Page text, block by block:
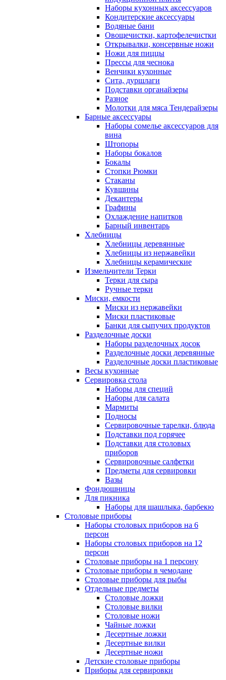
Наборы кухонных аксессуаров
Кондитерские аксессуары
Водяные бани
Овощечистки, картофелечистки
Открывалки, консервные ножи
Ножи для пиццы
Прессы для чеснока
Венчики кухонные
Сита, дуршлаги
Подставки органайзеры
Разное
Молотки для мяса Тендерайзеры
Барные аксессуары
Наборы сомелье аксессуаров для
вина
Штопоры
Наборы бокалов
Бокалы
Стопки Рюмки
Стаканы
Кувшины
Декантеры
Графины
Охлаждение напитков
Барный инвентарь
Хлебницы
Хлебницы деревянные
Хлебницы из нержавейки
Хлебницы керамические
Измельчители Терки
Терки для сыра
Ручные терки
Миски, емкости
Миски из нержавейки
Миски пластиковые
Банки для сыпучих продуктов
Разделочные доски
Наборы разделочных досок
Разделочные доски деревянные
Разделочные доски пластиковые
Весы кухонные
Сервировка стола
Наборы для специй
Наборы для салата
Мармиты
Подносы
Сервировочные тарелки, блюда
Подставки под горячее
Подставки для столовых
приборов
Сервировочные салфетки
Предметы для сервировки
Вазы
Фондюшницы
Для пикника
Наборы для шашлыка, барбекю
Столовые приборы
Наборы столовых приборов на 6
персон
Наборы столовых приборов на 12
персон
Столовые приборы на 1 персону
Столовые приборы в чемодане
Столовые приборы для рыбы
Отдельные предметы
Столовые ложки
Столовые вилки
Столовые ножи
Чайные ложки
Десертные ложки
Десертные вилки
Десертные ножи
Детские столовые приборы
Приборы для сервировки